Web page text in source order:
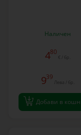
Наличен
480
€ / бр.
939
Лева / бр.
Добави в